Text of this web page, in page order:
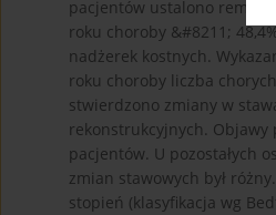
pacjentów ustalono remisję
roku choroby &#8211;
nadżerek kostnych.
roku choroby liczba
stwierdzono zmiany w
rekonstrukcyjnych. Objawy
pacjentów. U pozostałych
zmian stawowych był
stopień (klasyfikacja wg